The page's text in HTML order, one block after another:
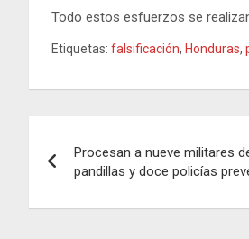
Todo estos esfuerzos se
Etiquetas: falsificación, Honduras,
de
entradas
Procesan a nueve militares
pandillas y doce policías